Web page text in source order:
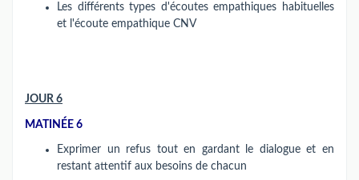
Les différents types d'écoutes empathiques habituelles
et l'écoute empathique CNV
JOUR 6
MATINÉE 6
Exprimer un refus tout en gardant le dialogue et en
restant attentif aux besoins de chacun